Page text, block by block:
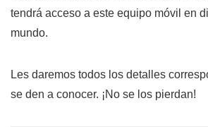
tendrá acceso a este equipo móvil en
mundo.
Les daremos todos los detalles
se den a conocer. ¡No se los pierdan!